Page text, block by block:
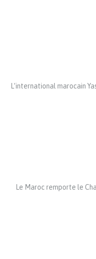
L’international marocain
Le Maroc remporte le